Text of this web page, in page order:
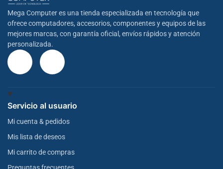
Mega Computer es una tienda especializada en tecnología que
ofrece computadores, accesorios, componentes y equipos de las
mejores marcas, con garantía oficial, envíos rápidos y atención
personalizada.
Servicio al usuario
Mi cuenta & pedidos
Mis lista de deseos
Mi carrito de compras